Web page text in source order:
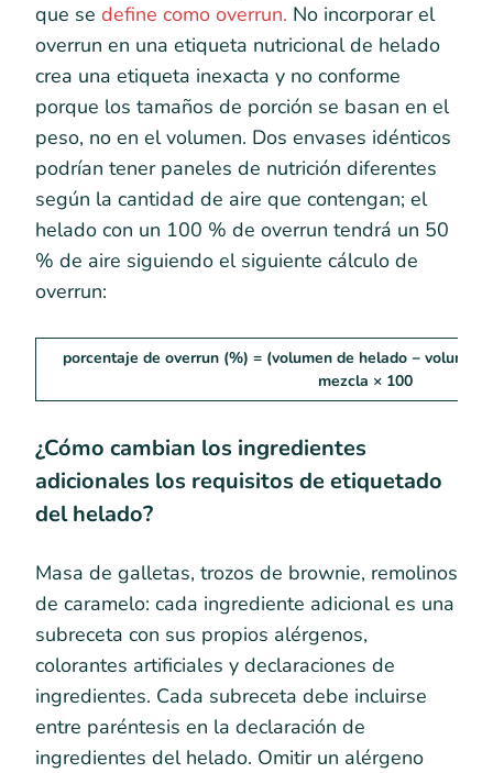
que se define como overrun. No incorporar el
overrun en una etiqueta nutricional de helado
crea una etiqueta inexacta y no conforme
porque los tamaños de porción se basan en el
peso, no en el volumen. Dos envases idénticos
podrían tener paneles de nutrición diferentes
según la cantidad de aire que contengan; el
helado con un 100 % de overrun tendrá un 50
% de aire siguiendo el siguiente cálculo de
overrun:
porcentaje de overrun (%) = (volumen de helado − volumen
mezcla × 100
¿Cómo cambian los ingredientes
adicionales los requisitos de etiquetado
del helado?
Masa de galletas, trozos de brownie, remolinos
de caramelo: cada ingrediente adicional es una
subreceta con sus propios alérgenos,
colorantes artificiales y declaraciones de
ingredientes. Cada subreceta debe incluirse
entre paréntesis en la declaración de
ingredientes del helado. Omitir un alérgeno